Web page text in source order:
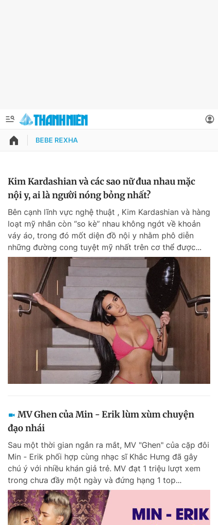
QUẢNG CÁO
Chuyên mục khác
Chào ngày mới Tin 24h
Tin thị trường
Video Magazine
Sản phẩm khác
Tiện ích Bạn cần biết
Đọc Thanh Niên trên điện thoại
Thông tin tài khoản
Đổi mật khẩu
Tin đã lưu
Tin đã xem
Đăng xuất
BEBE REXHA
Kim Kardashian và các sao nữ đua nhau mặc
nội y, ai là người nóng bỏng nhất?
Bên cạnh lĩnh vực nghệ thuật , Kim Kardashian và hàng
loạt mỹ nhân còn “so kè” nhau không ngớt về khoản
váy áo, trong đó mốt diện đồ nội y nhằm phô diễn
những đường cong tuyệt mỹ nhất trên cơ thể được...
MV Ghen của Min - Erik lùm xùm chuyện
đạo nhái
Sau một thời gian ngắn ra mắt, MV "Ghen" của cặp đôi
Min - Erik phối hợp cùng nhạc sĩ Khắc Hưng đã gây
chú ý với nhiều khán giả trẻ. MV đạt 1 triệu lượt xem
trong chưa đầy một ngày và đứng hạng 1 top...